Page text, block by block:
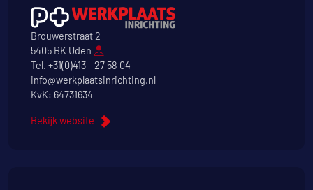
Brouwerstraat 2
5405 BK Uden
Tel. +31(0)413 - 27 58 04
info@werkplaatsinrichting.nl
KvK: 64731634
Bekijk website